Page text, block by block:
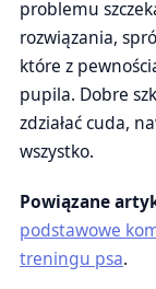
problemu
rozwiązania,
które z
pupila. Dobre
zdziałać cuda,
wszystko.
Powiązane
podstawowe
treningu psa.